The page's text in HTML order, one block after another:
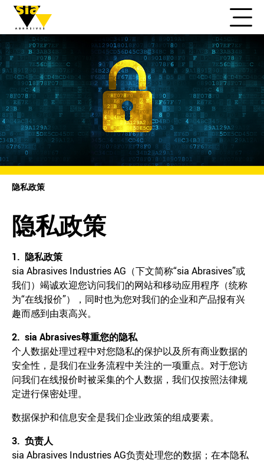
隐私政策
隐私政策
1. 隐私政策
sia Abrasives Industries AG（下文简称“sia Abrasives”或
我们）竭诚欢迎您访问我们的网站和移动应用程序（统称
为“在线报价”），同时也为您对我们的企业和产品报有兴
趣而感到由衷高兴。
2. sia Abrasives尊重您的隐私
个人数据处理过程中对您隐私的保护以及所有商业数据的
安全性，是我们在业务流程中关注的一项重点。对于您访
问我们在线报价时被采集的个人数据，我们仅按照法律规
定进行保密处理。
数据保护和信息安全是我们企业政策的组成要素。
3. 负责人
sia Abrasives Industries AG负责处理您的数据；在本隐私